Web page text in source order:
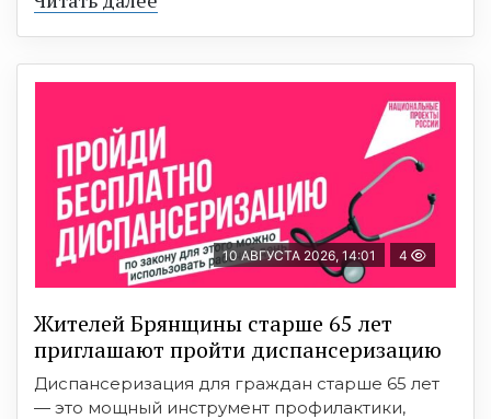
10 АВГУСТА 2026, 14:01 4
Жителей Брянщины старше 65 лет
приглашают пройти диспансеризацию
Диспансеризация для граждан старше 65 лет
— это мощный инструмент профилактики,